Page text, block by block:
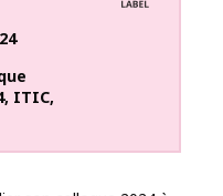
, ITIC,